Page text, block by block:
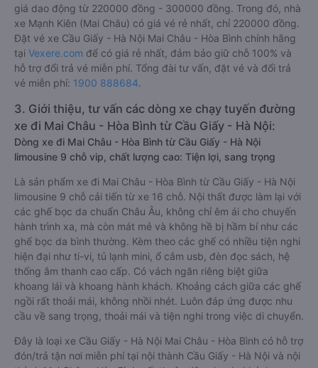
giá dao động từ 220000 đồng - 300000 đồng. Trong đó, nhà
xe Mạnh Kiên (Mai Châu) có giá vé rẻ nhất, chỉ 220000 đồng.
Đặt vé xe Cầu Giấy - Hà Nội Mai Châu - Hòa Bình chính hãng
tại Vexere.com để có giá rẻ nhất, đảm bảo giữ chỗ 100% và
hỗ trợ đổi trả vé miễn phí. Tổng đài tư vấn, đặt vé và đổi trả
vé miễn phí: 1900 888684.
3. Giới thiệu, tư vấn các dòng xe chạy tuyến đường
xe đi Mai Châu - Hòa Bình từ Cầu Giấy - Hà Nội:
Dòng xe đi Mai Châu - Hòa Bình từ Cầu Giấy - Hà Nội
limousine 9 chỗ vip, chất lượng cao: Tiện lợi, sang trọng
Là sản phẩm xe đi Mai Châu - Hòa Bình từ Cầu Giấy - Hà Nội
limousine 9 chỗ cải tiến từ xe 16 chỗ. Nội thất được làm lại với
các ghế bọc da chuẩn Châu Âu, không chỉ êm ái cho chuyến
hành trình xa, mà còn mát mẻ và không hề bị hầm bí như các
ghế bọc da bình thường. Kèm theo các ghế có nhiều tiện nghi
hiện đại như ti-vi, tủ lạnh mini, ổ cắm usb, đèn đọc sách, hệ
thống âm thanh cao cấp. Có vách ngăn riêng biệt giữa
khoang lái và khoang hành khách. Khoảng cách giữa các ghế
ngồi rất thoải mái, không nhồi nhét. Luôn đáp ứng được nhu
cầu về sang trọng, thoải mái và tiện nghi trong việc di chuyển.
Đây là loại xe Cầu Giấy - Hà Nội Mai Châu - Hòa Bình có hỗ trợ
đón/trả tận nơi miễn phí tại nội thành Cầu Giấy - Hà Nội và nội